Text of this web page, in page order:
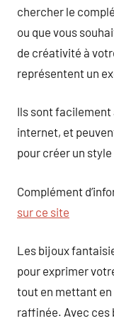
chercher le
ou que vous
de créativité à
représentent un
Ils sont facilement
internet, et
pour créer un
Complément
sur ce site
Les bijoux
pour exprimer
tout en mettant en
raffinée. Avec ces